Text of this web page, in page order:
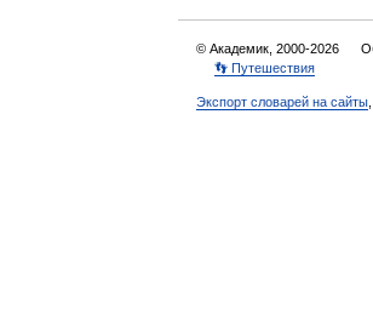
© Академик, 2000-2026
👣 Путешествия
Экспорт словарей на сайты